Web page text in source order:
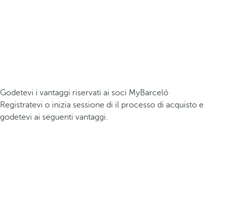
Godetevi i vantaggi riservati ai soci MyBarceló
Registratevi o inizia sessione di il processo di acquisto e
godetevi ai seguenti vantaggi.